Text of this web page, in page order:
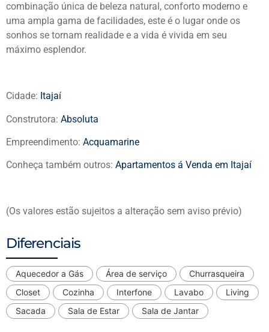
combinação única de beleza natural, conforto moderno e
uma ampla gama de facilidades, este é o lugar onde os
sonhos se tornam realidade e a vida é vivida em seu
máximo esplendor.
Cidade: Itajaí
Construtora: Absoluta
Empreendimento: Acquamarine
Conheça também outros: Apartamentos á Venda em Itajaí
(Os valores estão sujeitos a alteração sem aviso prévio)
Diferenciais
Aquecedor a Gás Área de serviço
Churrasqueira
Closet
Cozinha Interfone Lavabo
Living
Sacada
Sala de Estar Sala de Jantar